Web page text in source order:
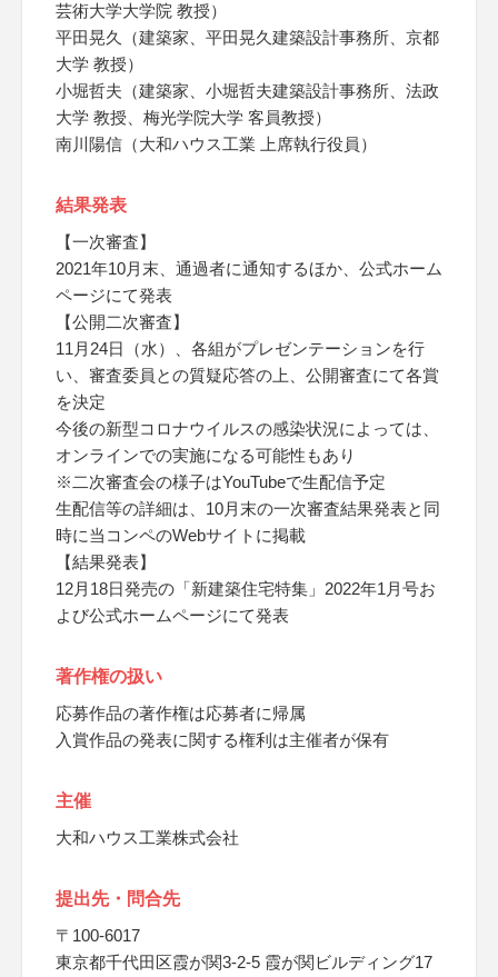
芸術大学大学院 教授）
平田晃久（建築家、平田晃久建築設計事務所、京都
大学 教授）
小堀哲夫（建築家、小堀哲夫建築設計事務所、法政
大学 教授、梅光学院大学 客員教授）
南川陽信（大和ハウス工業 上席執行役員）
結果発表
【一次審査】
2021年10月末、通過者に通知するほか、公式ホーム
ページにて発表
【公開二次審査】
11月24日（水）、各組がプレゼンテーションを行
い、審査委員との質疑応答の上、公開審査にて各賞
を決定
今後の新型コロナウイルスの感染状況によっては、
オンラインでの実施になる可能性もあり
※二次審査会の様子はYouTubeで生配信予定
生配信等の詳細は、10月末の一次審査結果発表と同
時に当コンペのWebサイトに掲載
【結果発表】
12月18日発売の「新建築住宅特集」2022年1月号お
よび公式ホームページにて発表
著作権の扱い
応募作品の著作権は応募者に帰属
入賞作品の発表に関する権利は主催者が保有
主催
大和ハウス工業株式会社
提出先・問合先
〒100-6017
東京都千代田区霞が関3-2-5 霞が関ビルディング17